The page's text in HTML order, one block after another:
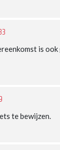
is
te bewijzen.